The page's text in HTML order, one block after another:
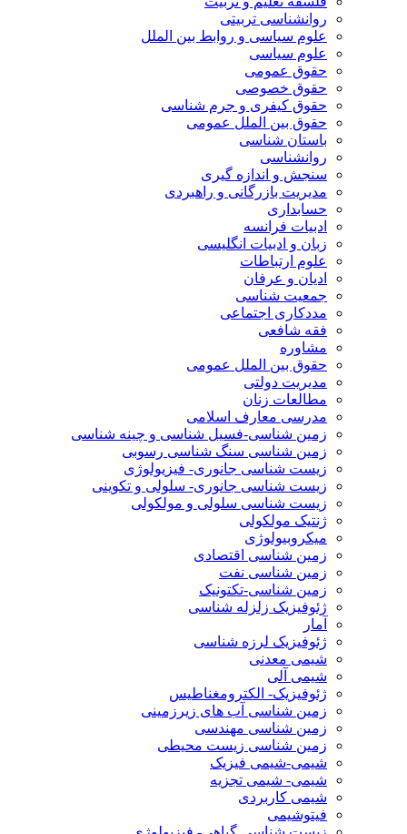
روانشناسی تربیتی
علوم سیاسی و روابط بین الملل
علوم سیاسی
حقوق عمومی
حقوق خصوصی
حقوق کیفری و جرم شناسی
حقوق بین الملل عمومی
باستان شناسی
روانشناسی
سنجش و اندازه گیری
مدیریت بازرگانی و راهبردی
حسابداری
ادبیات فرانسه
زبان و ادبیات انگلیسی
علوم ارتباطات
ادیان و عرفان
جمعیت شناسی
مددکاری اجتماعی
فقه شافعی
مشاوره
حقوق بین الملل عمومی
مدیریت دولتی
مطالعات زنان
مدرسی معارف اسلامی
زمین شناسی-فسیل شناسی و چینه شناسی
زمین شناسی سنگ شناسی رسوبی
زیست شناسی جانوری- فیزیولوژی
زیست شناسی جانوری- سلولی و تکوینی
زیست شناسی سلولی و مولکولی
ژنتیک مولکولی
میکروبیولوژی
زمین شناسی اقتصادی
زمین شناسی نفت
زمین شناسی-تکتونیک
ژئوفیزیک زلزله شناسی
آمار
ژئوفیزیک لرزه شناسی
شیمی معدنی
شیمی آلی
ژئوفیزیک- الکترومغناطیس
زمین شناسی آب های زیرزمینی
زمین شناسی مهندسی
زمین شناسی زیست محیطی
شیمی-شیمی فیزیک
شیمی- شیمی تجزیه
شیمی کاربردی
فیتوشیمی